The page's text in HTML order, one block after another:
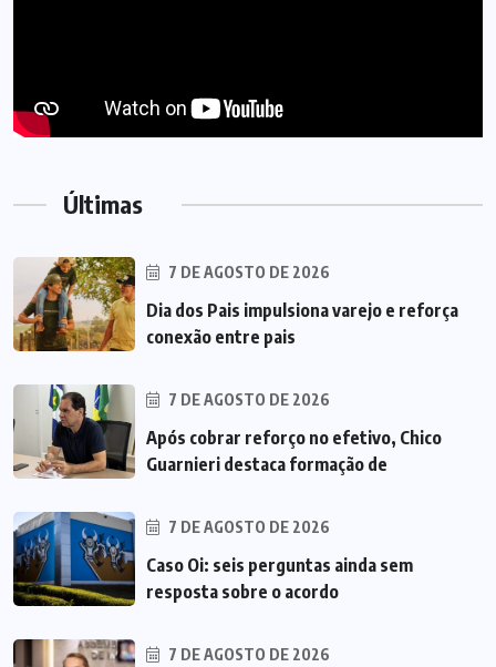
Últimas
7 DE AGOSTO DE 2026
Dia dos Pais impulsiona varejo e reforça
conexão entre pais
7 DE AGOSTO DE 2026
Após cobrar reforço no efetivo, Chico
Guarnieri destaca formação de
7 DE AGOSTO DE 2026
Caso Oi: seis perguntas ainda sem
resposta sobre o acordo
7 DE AGOSTO DE 2026